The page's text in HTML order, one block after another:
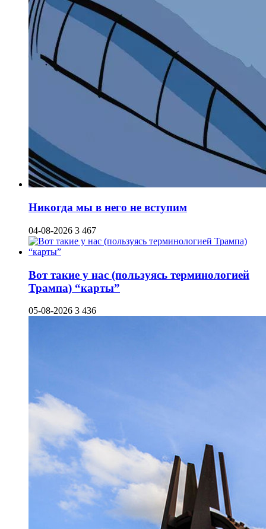
Никогда мы в него не вступим
04-08-2026 3 467
Вот такие у нас (пользуясь терминологией
Трампа) “карты”
05-08-2026 3 436